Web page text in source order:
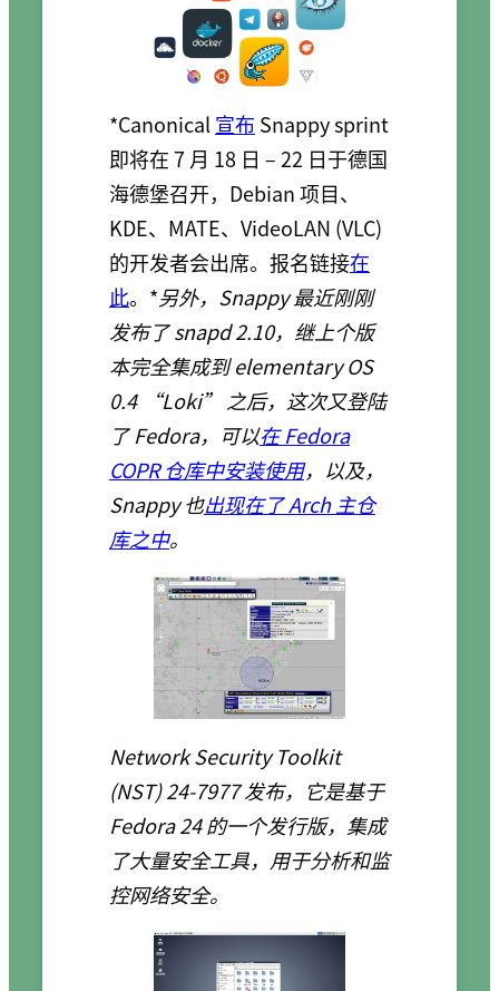
*Canonical宣布 Snappy sprint
即将在 7 月 18 日 – 22 日于德国
海德堡召开，Debian 项目、
KDE、MATE、VideoLAN (VLC)
的开发者会出席。报名链接在
此。*另外，Snappy 最近刚刚
发布了 snapd 2.10，继上个版
本完全集成到 elementary OS
0.4 “Loki” 之后，这次又登陆
了 Fedora，可以在 Fedora
COPR 仓库中安装使用，以及，
Snappy 也出现在了 Arch 主仓
库之中。
Network Security Toolkit
(NST) 24-7977 发布，它是基于
Fedora 24 的一个发行版，集成
了大量安全工具，用于分析和监
控网络安全。